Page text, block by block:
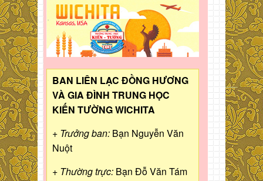
BAN LIÊN LẠC ĐỒNG HƯƠNG
VÀ GIA ĐÌNH TRUNG HỌC
KIẾN TƯỜNG WICHITA
+ Trưởng ban: Bạn Nguyễn Văn
Nuột
+ Thường trực: Bạn Đỗ Văn Tám